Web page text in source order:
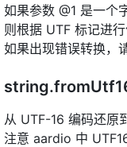
如果参数 @1 是一个
则根据 UTF 标记进
如果出现错误转换，
从 UTF-16 编码还原
注意 aardio 中